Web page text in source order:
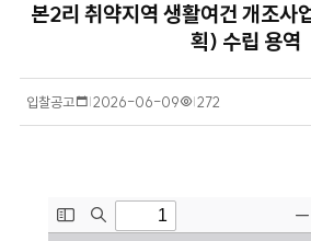
본2리 취약지역 생활여건 개조사
획) 수립 용역
입찰공고
작
2026-06-09
조
272